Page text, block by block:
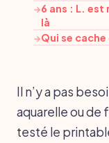
→6 ans : L. est
là
→Qui se
Il n’y a pas
aquarelle ou de
testé le